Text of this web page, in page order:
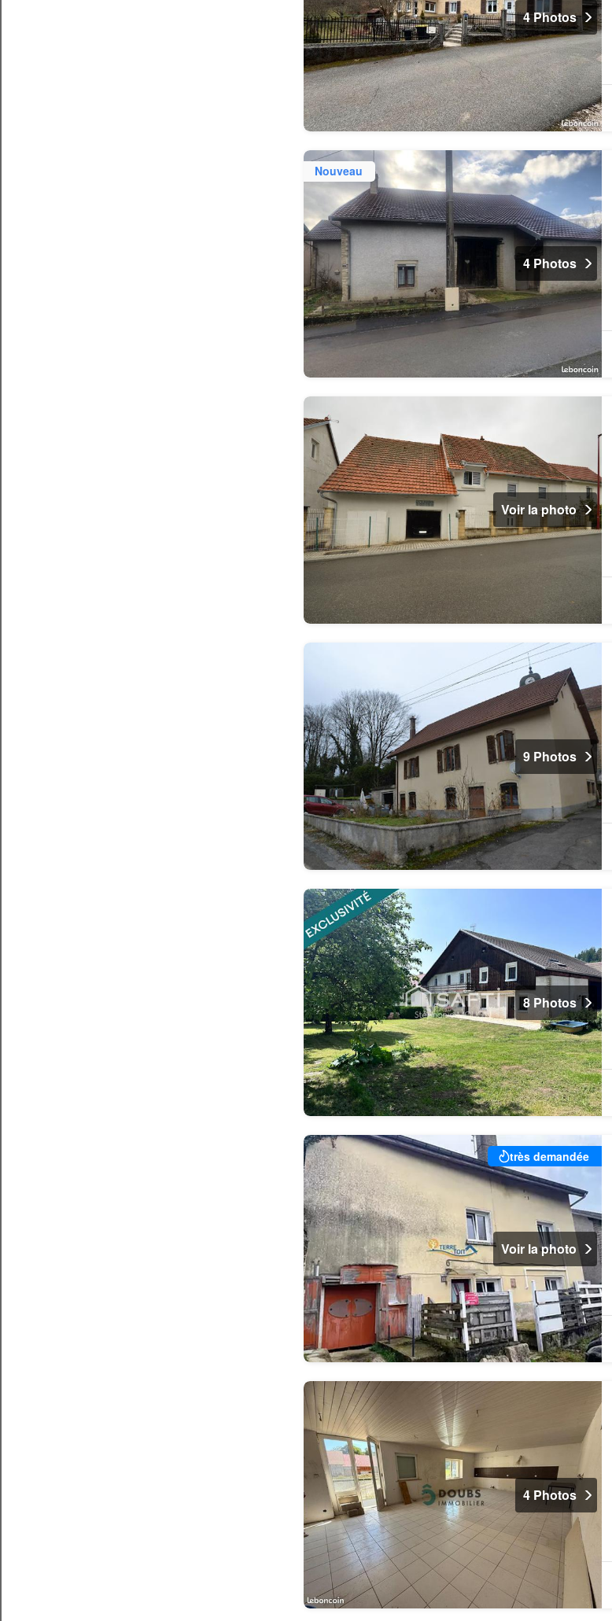
4 Photos
Nouveau
4 Photos
Voir la photo
9 Photos
8 Photos
très demandée
Voir la photo
4 Photos